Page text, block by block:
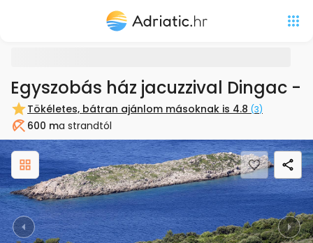
Egyszobás ház jacuzzival Dingac -
Tökéletes, bátran ajánlom másoknak is 4.8 (3)
Strand600 ma strandtól
Previous Next